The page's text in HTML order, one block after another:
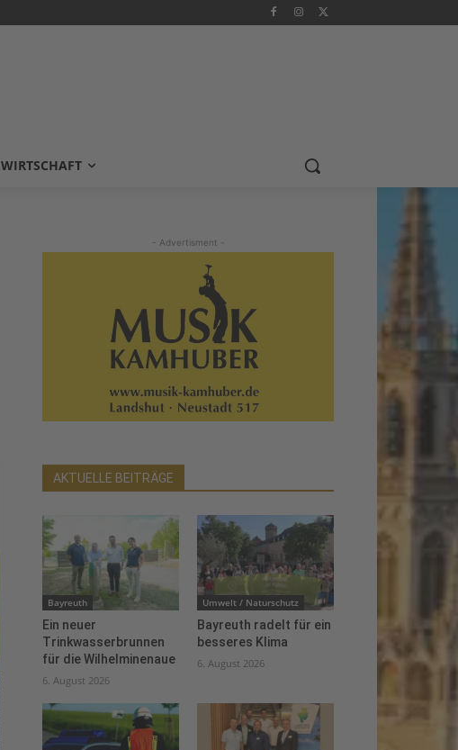
WIRTSCHAFT
- Advertisment -
AKTUELLE BEITRÄGE
Bayreuth
Ein neuer
Trinkwasserbrunnen
für die Wilhelminenaue
6. August 2026
Umwelt / Naturschutz
Bayreuth radelt für ein
besseres Klima
6. August 2026